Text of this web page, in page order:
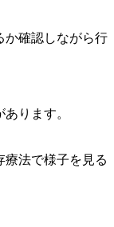
か確認しながら行
ります。
療法で様子を見る